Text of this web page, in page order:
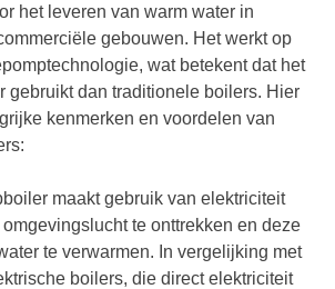
het leveren van warm water in
gebouwen. Het werkt op
wat betekent dat het
gebruikt dan traditionele boilers. Hier
kenmerken en voordelen van
maakt gebruik van elektriciteit
te onttrekken en deze
te verwarmen. In vergelijking met
boilers, die direct elektriciteit